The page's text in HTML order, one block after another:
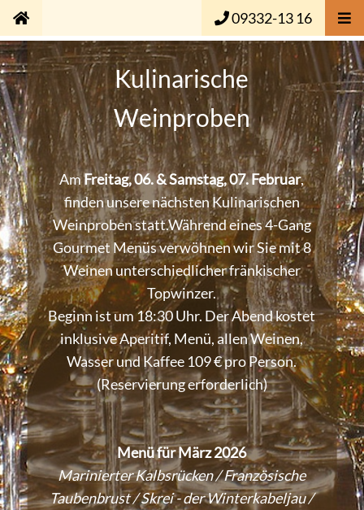
09332-13 16
Kulinarische
Weinproben
AmFreitag, 06. & Samstag, 07. Februar,
finden unsere nächsten Kulinarischen
Weinproben statt.Während eines 4-Gang
Gourmet Menüs verwöhnen wir Sie mit 8
Weinen unterschiedlicher fränkischer
Topwinzer.
Beginn ist um 18:30 Uhr. Der Abend kostet
inklusive Aperitif, Menü, allen Weinen,
Wasser und Kaffee 109 € pro Person.
(Reservierung erforderlich)
Menü für März 2026
Marinierter Kalbsrücken / Französische
Taubenbrust / Skrei - der Winterkabeljau /